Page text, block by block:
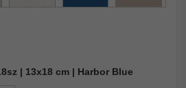
| 13x18 cm | Harbor Blue